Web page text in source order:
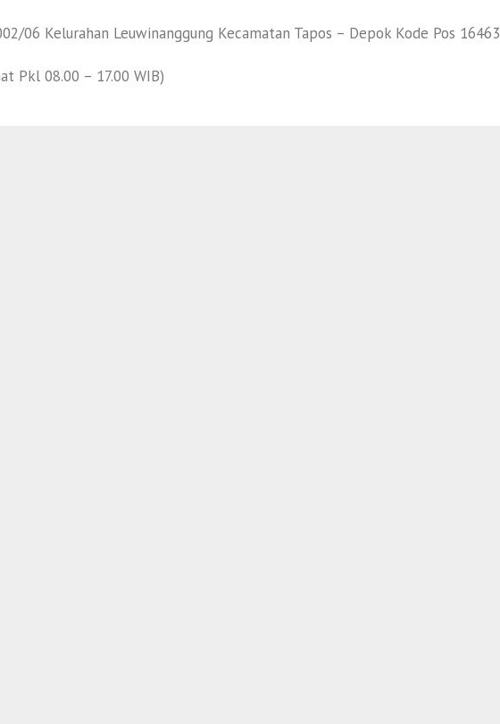
06 Kelurahan Leuwinanggung Kecamatan Tapos – Depok Kode Pos 16463
Pkl 08.00 – 17.00 WIB)